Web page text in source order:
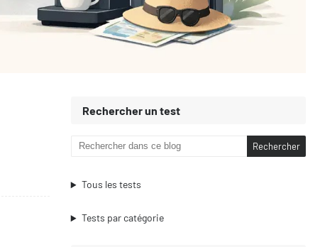
Rechercher un test
Tous les tests
Tests par catégorie